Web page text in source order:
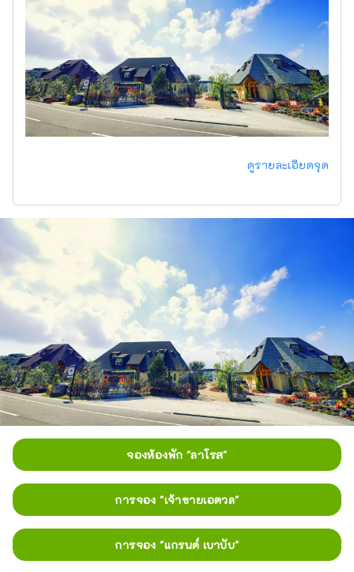
ดูรายละเอียดจุด
จองห้องพัก "ลาโรส"
การจอง "เจ้าชายเอตวล"
การจอง "แกรนด์ เบาบับ"